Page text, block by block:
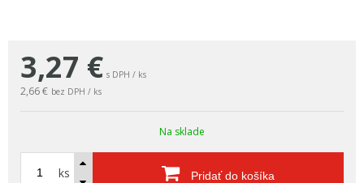
3,27 € s DPH / ks
2,66 € bez DPH / ks
Na sklade
ks Pridať do košíka